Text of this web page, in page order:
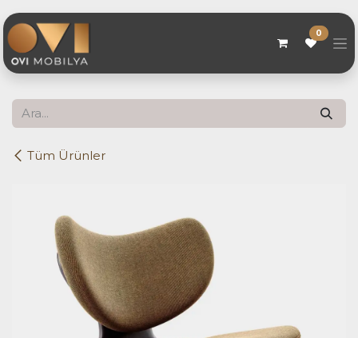
0
Tüm Ürünler